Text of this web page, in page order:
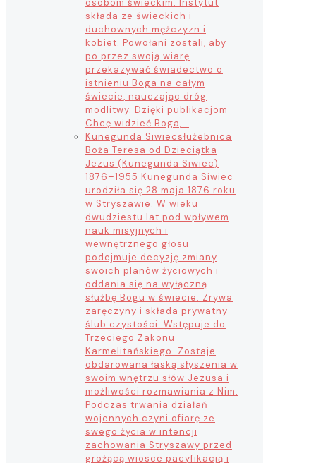
składa ze świeckich i
duchownych mężczyzn i
kobiet. Powołani zostali, aby
po przez swoją wiarę
przekazywać świadectwo o
istnieniu Boga na całym
świecie, nauczając dróg
modlitwy. Dzięki publikacjom
Chcę widzieć Boga,…
Kunegunda Siwiecsłużebnica
Boża Teresa od Dzieciątka
Jezus (Kunegunda Siwiec)
1876–1955 Kunegunda Siwiec
urodziła się 28 maja 1876 roku
w Stryszawie. W wieku
dwudziestu lat pod wpływem
nauk misyjnych i
wewnętrznego głosu
podejmuje decyzję zmiany
swoich planów życiowych i
oddania się na wyłączną
służbę Bogu w świecie. Zrywa
zaręczyny i składa prywatny
ślub czystości. Wstępuje do
Trzeciego Zakonu
Karmelitańskiego. Zostaje
obdarowana łaską słyszenia w
swoim wnętrzu słów Jezusa i
możliwości rozmawiania z Nim.
Podczas trwania działań
wojennych czyni ofiarę ze
swego życia w intencji
zachowania Stryszawy przed
grożącą wiosce pacyfikacją i